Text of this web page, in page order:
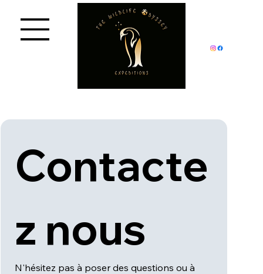
Contacte
z nous
N'hésitez pas à poser des questions ou à